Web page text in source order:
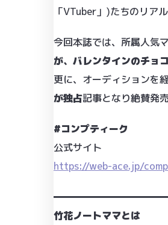
「VTuber」)たちのリア
今回本誌では、所属人気
が、バレンタインのチョ
更に、オーディションを
が独占記事となり絶賛発売
#コンプティーク
公式サイト
https://web-ace.jp/
竹花ノートママとは